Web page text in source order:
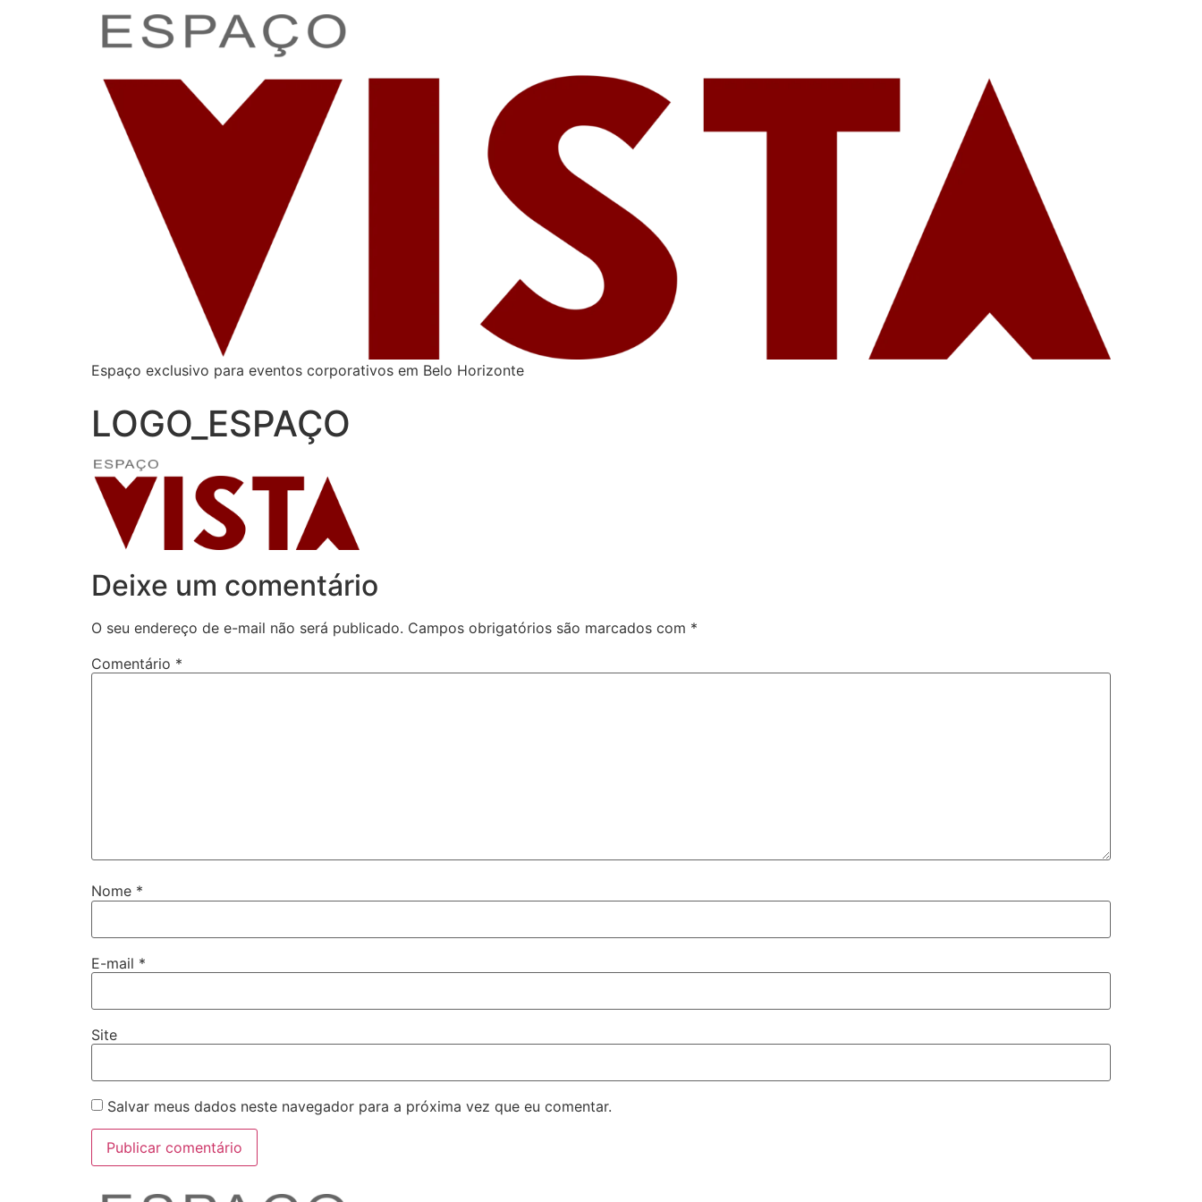
Espaço exclusivo para eventos corporativos em Belo Horizonte
LOGO_ESPAÇO
Deixe um comentário
O seu endereço de e-mail não será publicado. Campos obrigatórios são marcados com *
Comentário *
Nome *
E-mail *
Site
Salvar meus dados neste navegador para a próxima vez que eu comentar.